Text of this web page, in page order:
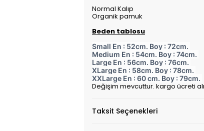
Normal Kalıp
Organik pamuk
Beden tablosu
Small En : 52cm. Boy : 72cm.
Medium En : 54cm. Boy : 74cm.
Large En : 56cm. Boy : 76cm.
XLarge En : 58cm. Boy : 78cm.
XXLarge En : 60 cm. Boy : 79cm.
Değişim mevcuttur. kargo ücreti
Taksit Seçenekleri